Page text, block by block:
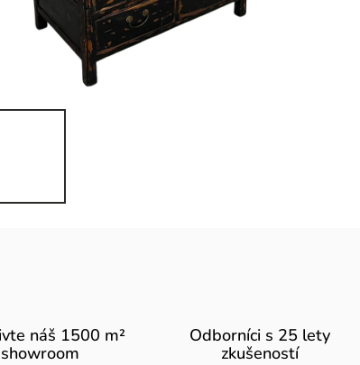
náš 1500 m²
showroom
Odborníci s 25 lety
zkušeností